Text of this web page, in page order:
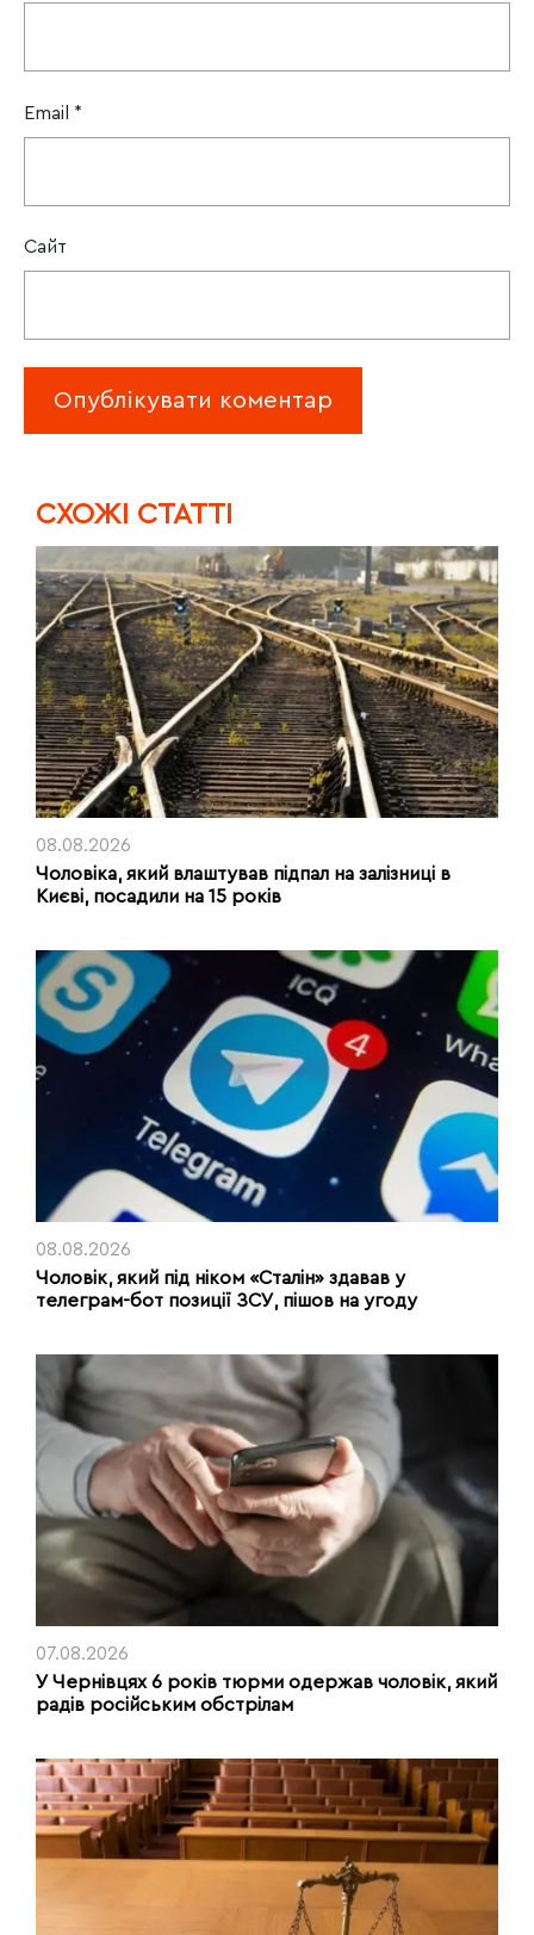
Email *
Сайт
CХОЖІ СТАТТІ
08.08.2026
Чоловіка, який влаштував підпал на залізниці в
Києві, посадили на 15 років
08.08.2026
Чоловік, який під ніком «Сталін» здавав у
телеграм-бот позиції ЗСУ, пішов на угоду
07.08.2026
У Чернівцях 6 років тюрми одержав чоловік, який
радів російським обстрілам